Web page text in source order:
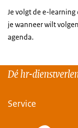
Je volgt de e-
je wanneer wilt
agenda.
Dé hr-
Service